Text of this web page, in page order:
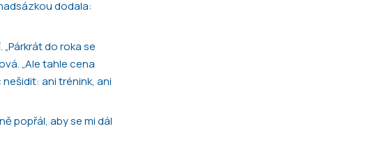
dodala:
do roka se
„Ale tahle cena
ani trénink, ani
popřál, aby se mi dál